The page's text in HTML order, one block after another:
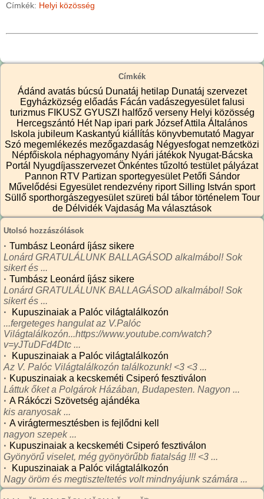
Címkék: Helyi közösség
Címkék
Ádánd avatás búcsú Dunatáj hetilap Dunatáj szervezet
Egyházközség előadás Fácán vadászegyesületfalusi
turizmus FIKUSZ GYUSZI halfőző verseny Helyi közösség
Hercegszántó Hét Nap ipari park József Attila Általános
Iskola jubileum Kaskantyú kiállítás könyvbemutató Magyar
Szó megemlékezés mezőgazdaság Négyesfogat nemzetközi
Népfőiskola néphagyomány Nyári játékok Nyugat-Bácska
Portál
NyugdíjasszervezetÖnkéntes tűzoltó testület pályázat
Pannon RTV Partizan sportegyesület Petőfi Sándor
Művelődési Egyesület rendezvény riport Silling István sport
Süllő sporthorgászegyesületszüreti bál tábor történelem Tour
de Délvidék Vajdaság Ma választások
Utolsó hozzászólások
· Tumbász Leonárd íjász sikere
Lonárd GRATULÁLUNK BALLAGÁSOD alkalmábol! Sok
sikert és ...
· Tumbász Leonárd íjász sikere
Lonárd GRATULÁLUNK BALLAGÁSOD alkalmábol! Sok
sikert és ...
·
Kupuszinaiak a Palóc világtalálkozón
...fergeteges hangulat az V.Palóc
Világtalálkozón...https://www.youtube.com/watch?
v=yJTuDFd4Dtc ...
·
Kupuszinaiak a Palóc világtalálkozón
Az V. Palóc Világtalálkozón találkozunk! <3 <3 ...
· Kupuszinaiak a kecskeméti Csiperó fesztiválon
Láttuk őket a Polgárok Házában, Budapesten. Nagyon ...
· A Rákóczi Szövetség ajándéka
kis aranyosak ...
· A virágtermesztésben is fejlődni kell
nagyon szepek ...
· Kupuszinaiak a kecskeméti Csiperó fesztiválon
Gyönyörű viselet, még gyönyörűbb fiatalság !!! <3 ...
·
Kupuszinaiak a Palóc világtalálkozón
Nagy öröm és megtiszteltetés volt mindnyájunk számára ...